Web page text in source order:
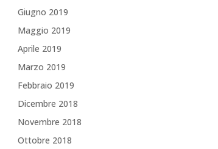
Giugno 2019
Maggio 2019
Aprile 2019
Marzo 2019
Febbraio 2019
Dicembre 2018
Novembre 2018
Ottobre 2018